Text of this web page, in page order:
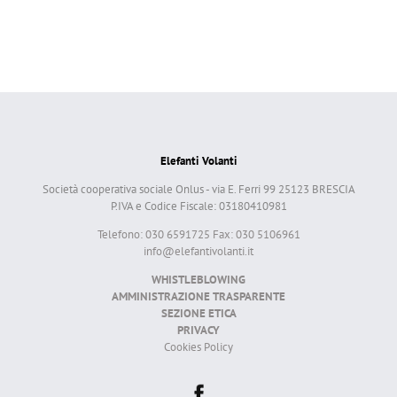
Elefanti Volanti
Società cooperativa sociale Onlus - via E. Ferri 99 25123 BRESCIA
P.IVA e Codice Fiscale: 03180410981
Telefono: 030 6591725 Fax: 030 5106961
info@elefantivolanti.it
WHISTLEBLOWING
AMMINISTRAZIONE TRASPARENTE
SEZIONE ETICA
PRIVACY
Cookies Policy